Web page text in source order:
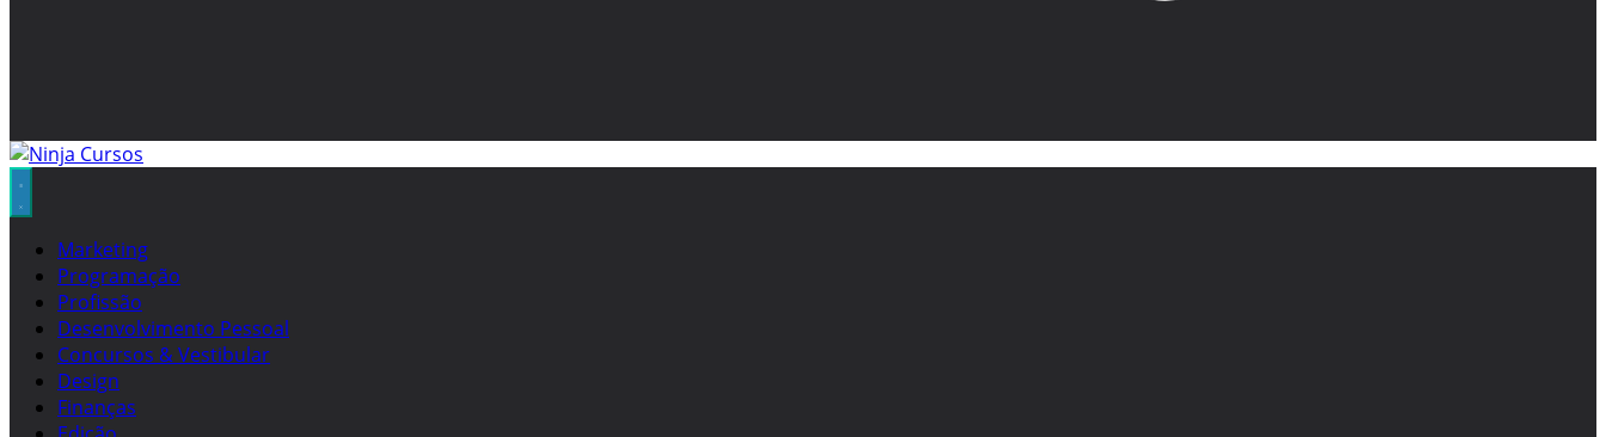
Marketing
Programação
Profissão
Desenvolvimento Pessoal
Concursos & Vestibular
Design
Finanças